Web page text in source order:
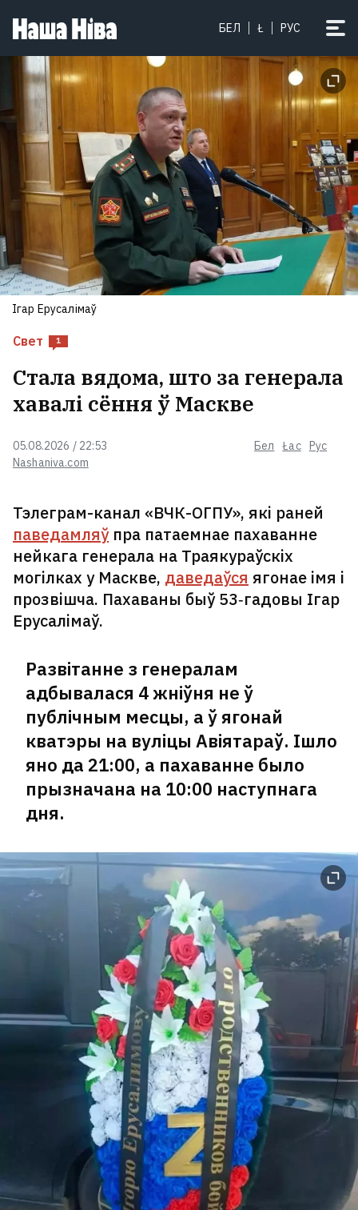
БЕЛ Ł РУС
Свет 1
Nashaniva.com
05.08.2026 / 22:53 Бел Łac Рус
Стала вядома, што за генерала
хавалі сёння ў Маскве
Тэлеграм-канал «ВЧК-ОГПУ», які раней
паведамляўпра патаемнае пахаванне
нейкага генерала на Траякураўскіх
могілках у Маскве, даведаўся ягонае імя і
прозвішча. Пахаваны быў 53‑гадовы Ігар
Ерусалімаў.
Ігар Ерусалімаў
Развітанне з генералам
адбывалася 4 жніўня не ў
публічным месцы, а ў ягонай
кватэры на вуліцы Авіятараў. Ішло
яно да 21:00, а пахаванне было
прызначана на 10:00 наступнага
дня.